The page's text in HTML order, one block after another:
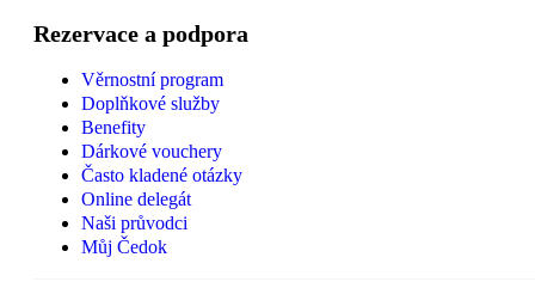
Rezervace a podpora
Věrnostní program
Doplňkové služby
Benefity
Dárkové vouchery
Často kladené otázky
Online delegát
Naši průvodci
Můj Čedok